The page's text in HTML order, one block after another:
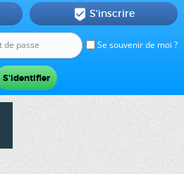
Se souvenir de moi ?
 S'inscrire